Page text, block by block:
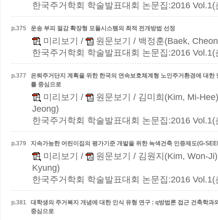
한국주거학회 학술발표대회 논문집:2016
p.375 운송 부피 절감 확장형 모듈시스템의 최적 전개방법 선정
미리보기 / 원문보기
/ 백정훈(Baek,
한국주거학회 학술발표대회 논문집:2016
p.377
은퇴주거단지 계획을 위한 한국의 연속보호체계형 노인주거환경에 대한
를 중심으로
미리보기 / 원문보기
/ 김미희(Kim, Mi-
Jeong)
한국주거학회 학술발표대회 논문집:2016
p.379 지속가능한 어린이집의 평가기준 개발을 위한 녹색건축 인증제도(G-
미리보기 / 원문보기
/ 김원지(Kim, Won-
Kyung)
한국주거학회 학술발표대회 논문집:2016
p.381 대학생의 주거복지 개념에 대한 인식 유형 연구 : q방법론 접근 건축학과
중심으로